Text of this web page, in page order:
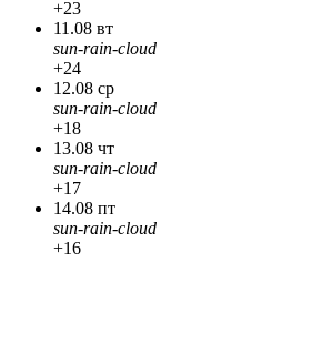
+23
11.08 вт
sun-rain-cloud
+24
12.08 ср
sun-rain-cloud
+18
13.08 чт
sun-rain-cloud
+17
14.08 пт
sun-rain-cloud
+16